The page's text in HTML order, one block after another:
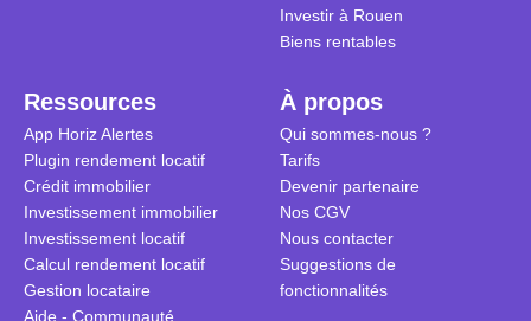
Investir à Rouen
Biens rentables
Ressources
App Horiz Alertes
Plugin rendement locatif
Crédit immobilier
Investissement immobilier
Investissement locatif
Calcul rendement locatif
Gestion locataire
Aide - Communauté
À propos
Qui sommes-nous ?
Tarifs
Devenir partenaire
Nos CGV
Nous contacter
Suggestions de
fonctionnalités